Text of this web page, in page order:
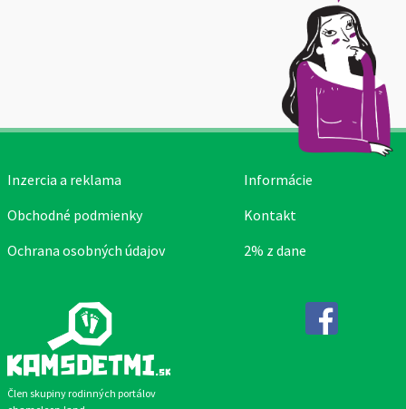
Člen skupiny rodinných portálov
Inzercia a reklama
Obchodné podmienky
Ochrana osobných údajov
Informácie
Kontakt
2% z dane